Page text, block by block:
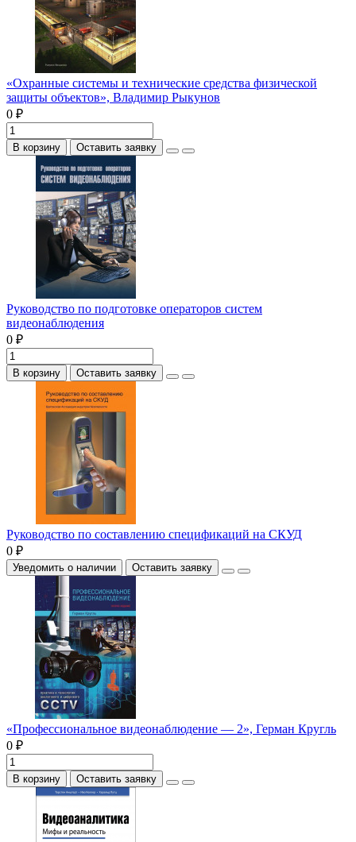
«Охранные системы и технические средства физической
защиты объектов», Владимир Рыкунов
0 ₽
В корзину Оставить заявку
Руководство по подготовке операторов систем
видеонаблюдения
0 ₽
В корзину Оставить заявку
Руководство по составлению спецификаций на СКУД
0 ₽
Уведомить о наличии Оставить заявку
«Профессиональное видеонаблюдение — 2», Герман Кругль
0 ₽
В корзину Оставить заявку